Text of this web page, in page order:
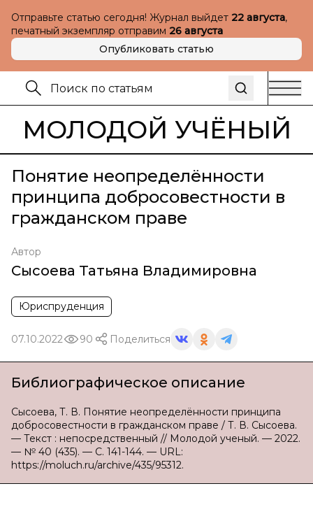
Отправьте статью сегодня! Журнал выйдет 22 августа,
печатный экземпляр отправим 26 августа
Опубликовать статью
МОЛОДОЙ УЧЁНЫЙ
Понятие неопределённости
принципа добросовестности в
гражданском праве
Автор
Сысоева Татьяна Владимировна
Юриспруденция
07.10.2022 90 Поделиться
Библиографическое описание
Сысоева, Т. В. Понятие неопределённости принципа
добросовестности в гражданском праве / Т. В. Сысоева.
— Текст : непосредственный // Молодой ученый. — 2022.
— № 40 (435). — С. 141-144. — URL:
https://moluch.ru/archive/435/95312.